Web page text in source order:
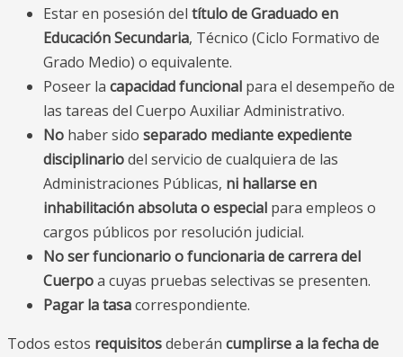
Estar en posesión del título de Graduado en
Educación Secundaria, Técnico (Ciclo Formativo de
Grado Medio) o equivalente.
Poseer la capacidad funcional para el desempeño de
las tareas del Cuerpo Auxiliar Administrativo.
No haber sido separado mediante expediente
disciplinariodel servicio de cualquiera de las
Administraciones Públicas, ni hallarse en
inhabilitación absoluta o especial para empleos o
cargos públicos por resolución judicial.
No ser funcionario o funcionaria de carrera del
Cuerpoa cuyas pruebas selectivas se presenten.
Pagar la tasacorrespondiente.
Todos estos requisitosdeberán cumplirse a la fecha de